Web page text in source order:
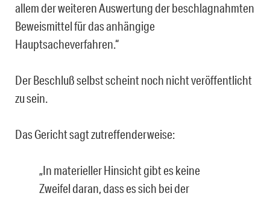
allem der weiteren Auswertung der beschlagnahmten
Beweismittel für das anhängige
Hauptsacheverfahren.“
Der Beschluß selbst scheint noch nicht veröffentlicht
zu sein.
Das Gericht sagt zutreffenderweise:
„In materieller Hinsicht gibt es keine
Zweifel daran, dass es sich bei der